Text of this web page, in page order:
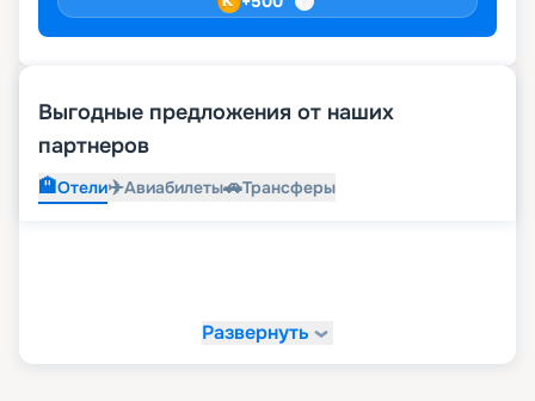
Выгодные предложения от наших
партнеров
🏨Отели✈️Авиабилеты🚗Трансферы
Развернуть